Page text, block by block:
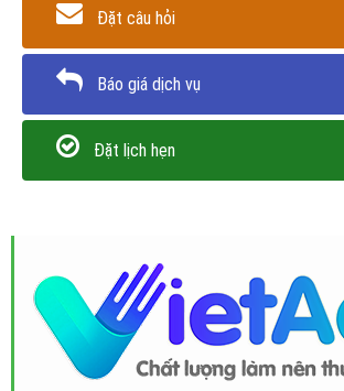
Đặt câu hỏi
Báo giá dịch vụ
Đặt lịch hẹn